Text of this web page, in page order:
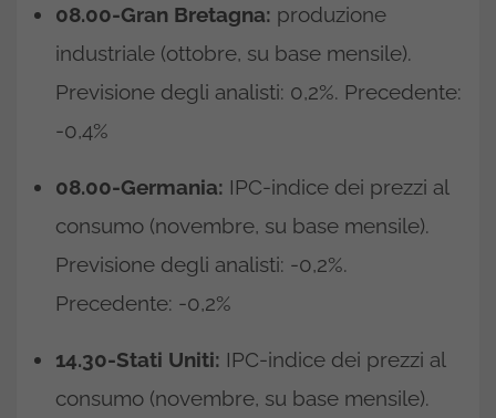
08.00-Gran Bretagna: produzione
industriale (ottobre, su base mensile).
Previsione degli analisti: 0,2%. Precedente:
-0,4%
08.00-Germania: IPC-indice dei prezzi al
consumo (novembre, su base mensile).
Previsione degli analisti: -0,2%.
Precedente: -0,2%
14.30-Stati Uniti: IPC-indice dei prezzi al
consumo (novembre, su base mensile).